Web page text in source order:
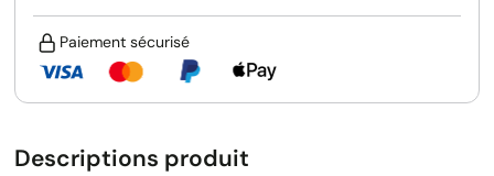
Paiement sécurisé
Descriptions produit